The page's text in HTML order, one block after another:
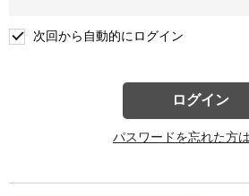
次回から自動的にログイン
ログイン
パスワードを忘れた方